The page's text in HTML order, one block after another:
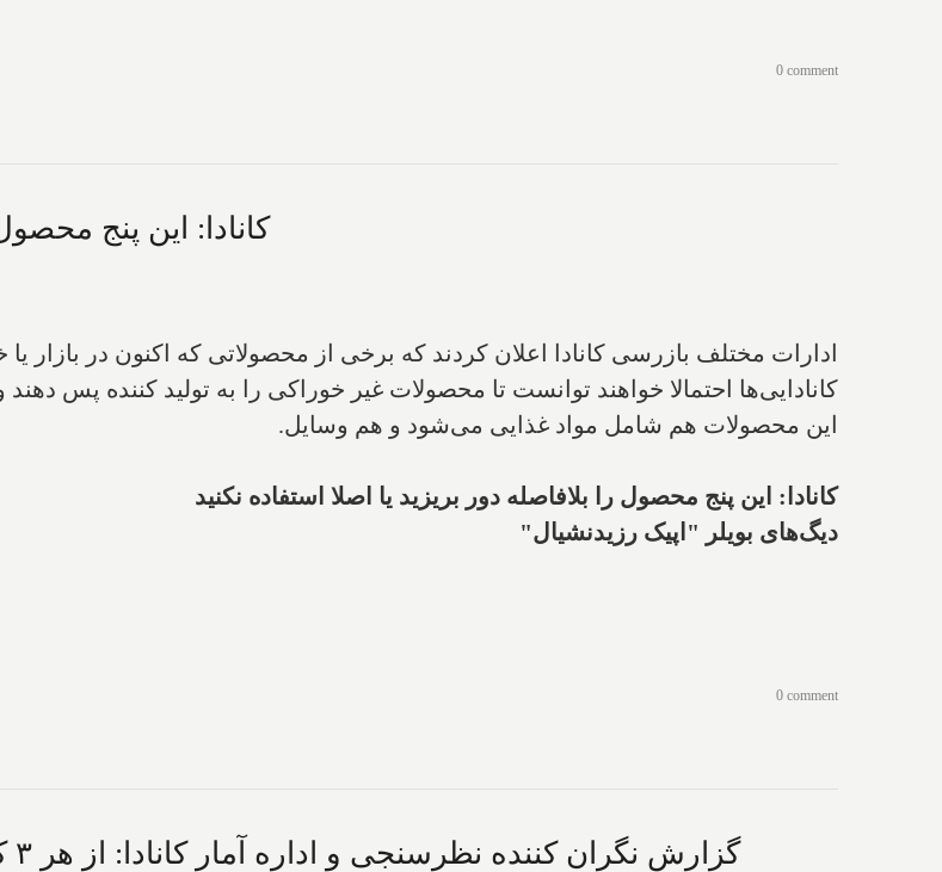
0 comment
کانادا: این پنج
ادارات مختلف بازرسی کانادا اعلان کردند که برخی از محصولاتی که اکنون در بازار یا
کانادایی‌ها احتمالا خواهند توانست تا محصولات غیر خوراکی را به تولید کننده پس دهند
این محصولات هم شامل مواد غذایی می‌شود و هم وسایل.
کانادا: این پنج محصول را بلافاصله دور بریزید یا اصلا استفاده نکنید
دیگ‌های بویلر "اپیک رزیدنشیال"
0 comment